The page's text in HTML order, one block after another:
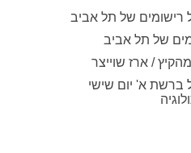
רישומים של תל אביב
של תל אביב
/ ארז שוייצר
ברשת א' יום שישי